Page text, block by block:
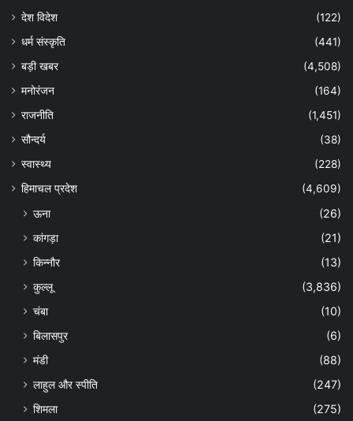
देश विदेश
(122)
धर्म संस्कृति
(441)
बड़ी खबर
(4,508)
मनोरंजन
(164)
राजनीति
(1,451)
सौन्दर्य
(38)
स्वास्थ्य
(228)
हिमाचल प्रदेश
(4,609)
ऊना
(26)
कांगड़ा
(21)
किन्नौर
(13)
कुल्लू
(3,836)
चंबा
(10)
बिलासपुर
(6)
मंडी
(88)
लाहुल और स्पीति
(247)
शिमला
(275)